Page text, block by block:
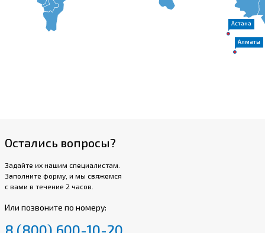
Остались вопросы?
Задайте их нашим специалистам.
Заполните форму, и мы свяжемся
с вами в течение 2 часов.
Или позвоните по номеру: